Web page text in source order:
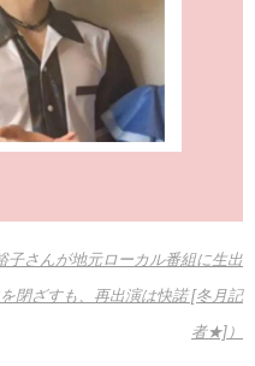
子さんが地元ローカル番組に生出
閉ざすも、再出演は快諾 [冬月記
者★]）